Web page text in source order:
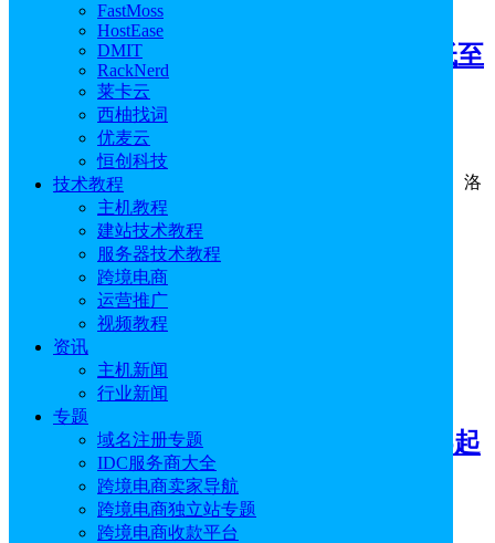
FastMoss
HostEase
DMIT
RackNerd
莱卡云
西柚找词
优麦云
恒创科技
技术教程
主机教程
建站技术教程
服务器技术教程
跨境电商
运营推广
视频教程
资讯
主机新闻
行业新闻
专题
域名注册专题
IDC服务商大全
跨境电商卖家导航
跨境电商独立站专题
跨境电商收款平台
HostEase八月限时促销 G口美国VPS低至
$10/月 美国服务器仅$49/月 续费同价
2026年08月05日0赞
HostEase八月服务器限时促销已经上线，本次覆盖圣何塞、洛
杉矶、日本东京、新加坡和香港五大机房，共有27款…
Lightlayer八月促销 香港服务器8折$96起
圣何塞E5独服折后$57/月
2026年08月04日0赞